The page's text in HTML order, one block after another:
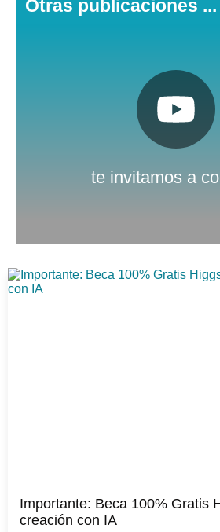
Otras publicaciones ...
te invitamos a
Pulsa aquí
Importante: Beca 100% Gratis
creación con IA